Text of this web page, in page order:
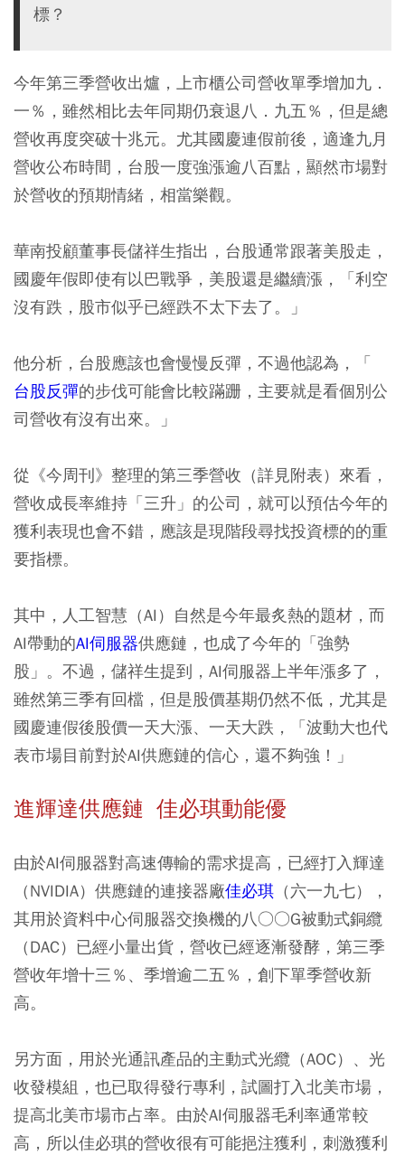
標？
今年第三季營收出爐，上市櫃公司營收單季增加九．
一％，雖然相比去年同期仍衰退八．九五％，但是總
營收再度突破十兆元。尤其國慶連假前後，適逢九月
營收公布時間，台股一度強漲逾八百點，顯然市場對
於營收的預期情緒，相當樂觀。
華南投顧董事長儲祥生指出，台股通常跟著美股走，
國慶年假即使有以巴戰爭，美股還是繼續漲，「利空
沒有跌，股市似乎已經跌不太下去了。」
他分析，台股應該也會慢慢反彈，不過他認為，「
台股反彈的步伐可能會比較蹣跚，主要就是看個別公
司營收有沒有出來。」
從《今周刊》整理的第三季營收（詳見附表）來看，
營收成長率維持「三升」的公司，就可以預估今年的
獲利表現也會不錯，應該是現階段尋找投資標的的重
要指標。
其中，人工智慧（AI）自然是今年最炙熱的題材，而
AI帶動的AI伺服器供應鏈，也成了今年的「強勢
股」。不過，儲祥生提到，AI伺服器上半年漲多了，
雖然第三季有回檔，但是股價基期仍然不低，尤其是
國慶連假後股價一天大漲、一天大跌，「波動大也代
表市場目前對於AI供應鏈的信心，還不夠強！」
進輝達供應鏈 佳必琪動能優
由於AI伺服器對高速傳輸的需求提高，已經打入輝達
（NVIDIA）供應鏈的連接器廠佳必琪 （六一九七），
其用於資料中心伺服器交換機的八○○G被動式銅纜
（DAC）已經小量出貨，營收已經逐漸發酵，第三季
營收年增十三％、季增逾二五％，創下單季營收新
高。
另方面，用於光通訊產品的主動式光纜（AOC）、光
收發模組，也已取得發行專利，試圖打入北美市場，
提高北美市場市占率。由於AI伺服器毛利率通常較
高，所以佳必琪的營收很有可能挹注獲利，刺激獲利